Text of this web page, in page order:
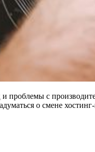
проблемы с
о смене